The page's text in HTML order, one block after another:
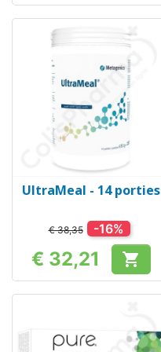
UltraMeal - 14 porties
€ 38,35 -16%
Prijs
€ 32,21 